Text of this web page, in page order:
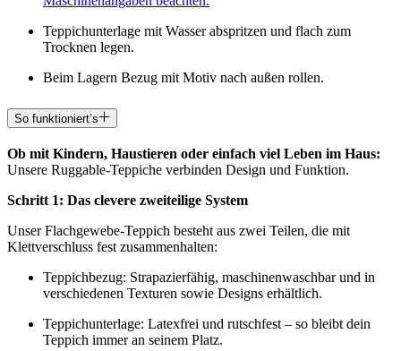
Teppichunterlage mit Wasser abspritzen und flach zum
Trocknen legen.
Beim Lagern Bezug mit Motiv nach außen rollen.
So funktioniert’s
Ob mit Kindern, Haustieren oder einfach viel Leben im Haus:
Unsere Ruggable-Teppiche verbinden Design und Funktion.
Schritt 1: Das clevere zweiteilige System
Unser Flachgewebe-Teppich besteht aus zwei Teilen, die mit
Klettverschluss fest zusammenhalten:
Teppichbezug: Strapazierfähig, maschinenwaschbar und in
verschiedenen Texturen sowie Designs erhältlich.
Teppichunterlage: Latexfrei und rutschfest – so bleibt dein
Teppich immer an seinem Platz.